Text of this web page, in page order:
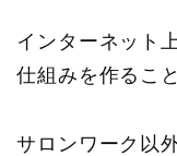
インターネット
仕組みを作るこ
サロンワーク以